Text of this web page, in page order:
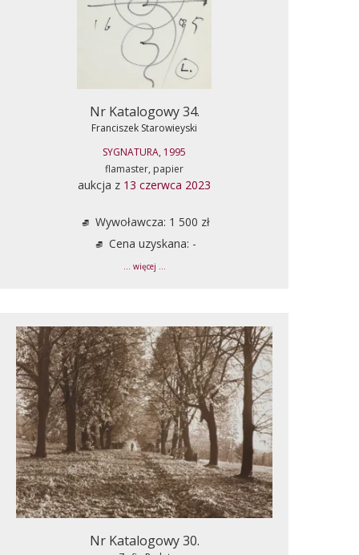
Nr Katalogowy 34.
Franciszek Starowieyski
SYGNATURA, 1995
flamaster, papier
aukcja z 13 czerwca 2023
Wywoławcza: 1 500 zł
Cena uzyskana: -
... więcej ...
Nr Katalogowy 30.